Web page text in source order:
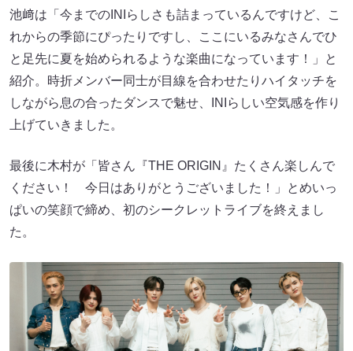
池﨑は「今までのINIらしさも詰まっているんですけど、こ
れからの季節にぴったりですし、ここにいるみなさんでひ
と足先に夏を始められるような楽曲になっています！」と
紹介。時折メンバー同士が目線を合わせたりハイタッチを
しながら息の合ったダンスで魅せ、INIらしい空気感を作り
上げていきました。
最後に木村が「皆さん『THE ORIGIN』たくさん楽しんで
ください！ 今日はありがとうございました！」とめいっ
ぱいの笑顔で締め、初のシークレットライブを終えまし
た。